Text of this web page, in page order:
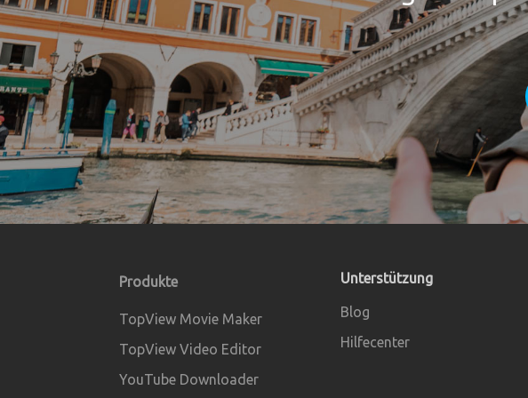
Produkte
TopView Movie Maker
TopView Video Editor
YouTube Downloader
Unterstützung
Blog
Hilfecenter